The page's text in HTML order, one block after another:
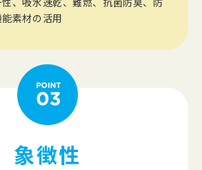
素材の活用
象徴性